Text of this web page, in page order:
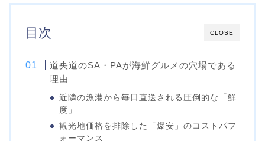
CLOSE
目次
道央道のSA・PAが海鮮グルメの穴場である
理由
近隣の漁港から毎日直送される圧倒的な「鮮
度」
観光地価格を排除した「爆安」のコストパフ
ォーマンス